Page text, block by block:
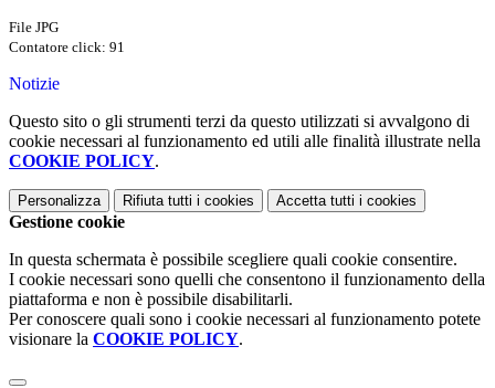
File JPG
Contatore click: 91
Notizie
Questo sito o gli strumenti terzi da questo utilizzati si avvalgono di
cookie necessari al funzionamento ed utili alle finalità illustrate nella
COOKIE POLICY.
Personalizza Rifiuta tutti i cookies Accetta tutti i cookies
Gestione cookie
In questa schermata è possibile scegliere quali cookie consentire.
I cookie necessari sono quelli che consentono il funzionamento della
piattaforma e non è possibile disabilitarli.
Per conoscere quali sono i cookie necessari al funzionamento potete
visionare la COOKIE POLICY.